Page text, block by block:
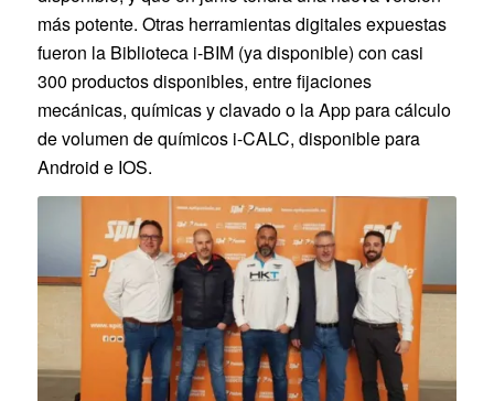
más potente. Otras herramientas digitales expuestas
fueron la Biblioteca i-BIM (ya disponible) con casi
300 productos disponibles, entre fijaciones
mecánicas, químicas y clavado o la App para cálculo
de volumen de químicos i-CALC, disponible para
Android e IOS.